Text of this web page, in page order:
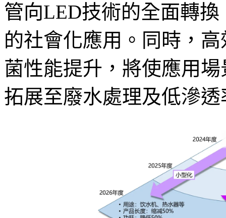
管向LED技術的全面轉
的社會化應用。同時，
菌性能提升，將使應用
拓展至廢水處理及低滲